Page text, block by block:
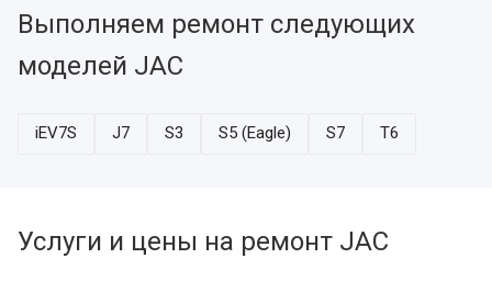
Выполняем ремонт следующих
моделей JAC
iEV7S J7 S3 S5 (Eagle) S7 T6
Услуги и цены на ремонт JAC